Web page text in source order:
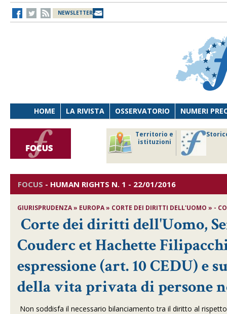
NEWSLETTER
HOME LA RIVISTA OSSERVATORIO NUMERI
Territorio e
istituzioni
FOCUS - HUMAN RIGHTS N. 1 - 22/01/2016
GIURISPRUDENZA » EUROPA » CORTE DEI DIRITTI DELL'UOMO » -
Corte dei diritti dell'Uomo,
Couderc et Hachette
espressione (art. 10 CEDU)
della vita privata di persone
Non soddisfa il necessario bilanciamento tra il diritto al